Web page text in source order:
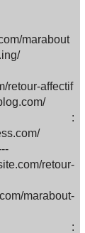
marabout
retour-affectif
:
retour-
marabout-
: